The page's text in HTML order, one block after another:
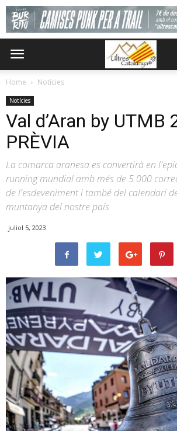
Home Notícies
Notícies
Val d’Aran by UTMB
PRÈVIA
La comarca aranesa es convertirà en
running mundial amb més de 5.000
de l'esdeveniment i també del calendari
muntanya del nostre país
juliol 5, 2023